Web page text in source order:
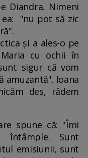
Diandra. Nimeni
"nu pot să zic
și a ales-o pe
cu ochii în
sigur că vom
amuzantă". Ioana
des, râdem
spune că: "Îmi
Sunt
emisiunii, sunt